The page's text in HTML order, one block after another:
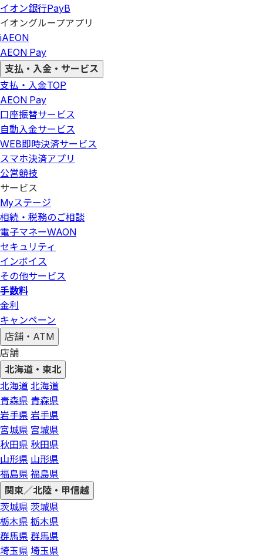
イオン銀行PayB
イオングループアプリ
iAEON
AEON Pay
支払・入金・サービス
支払・入金TOP
AEON Pay
口座振替サービス
自動入金サービス
WEB即時決済サービス
スマホ決済アプリ
公営競技
サービス
Myステージ
相続・税務のご相談
電子マネーWAON
セキュリティ
インボイス
その他サービス
手数料
金利
キャンペーン
店舗・ATM
店舗
北海道・東北
北海道 北海道
青森県 青森県
岩手県 岩手県
宮城県 宮城県
秋田県 秋田県
山形県 山形県
福島県 福島県
関東／北陸・甲信越
茨城県 茨城県
栃木県 栃木県
群馬県 群馬県
埼玉県 埼玉県